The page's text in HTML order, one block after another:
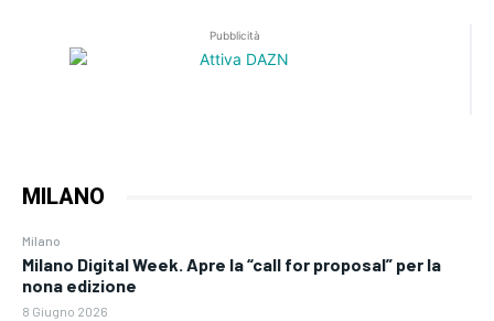
Pubblicità
MILANO
Milano
Milano Digital Week. Apre la “call for proposal” per la
nona edizione
8 Giugno 2026